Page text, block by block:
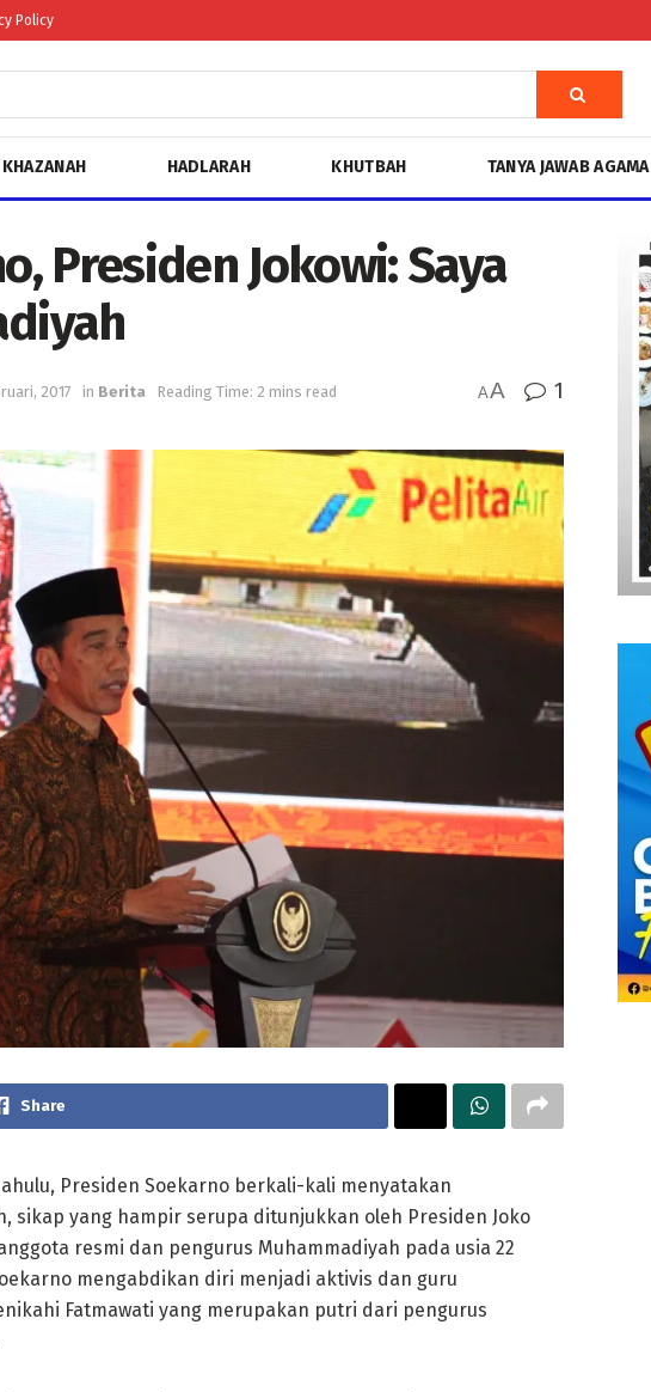
Policy
KHAZANAH HADLARAH KHUTBAH TANYA JAWAB AGAMA
Presiden Jokowi: Saya
2017 in Berita Reading Time: 2 mins read AA 1
Share
Presiden Soekarno berkali-kali menyatakan
sikap yang hampir serupa ditunjukkan oleh Presiden Joko
resmi dan pengurus Muhammadiyah pada usia 22
mengabdikan diri menjadi aktivis dan guru
Fatmawati yang merupakan putri dari pengurus